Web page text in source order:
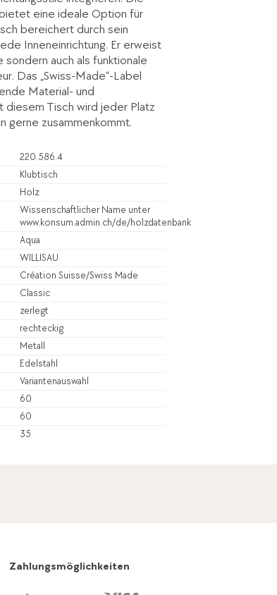
eine ideale Option für
bereichert durch sein
Inneneinrichtung. Er erweist
auch als funktionale
Das „Swiss-Made“-Label
Material- und
diesem Tisch wird jeder Platz
gerne zusammenkommt.
220.586.4
Klubtisch
Holz
Wissenschaftlicher Name unter
www.konsum.admin.ch/de/holzdatenbank
Aqua
WILLISAU
Création Suisse/Swiss Made
Classic
zerlegt
rechteckig
Metall
Edelstahl
Variantenauswahl
60
60
35
Zahlungsmöglichkeiten